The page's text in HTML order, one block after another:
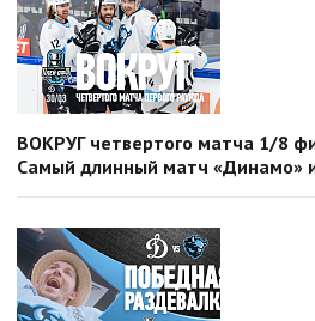
ВОКРУГ четвертого матча 1/8
Самый длинный матч «Динамо»